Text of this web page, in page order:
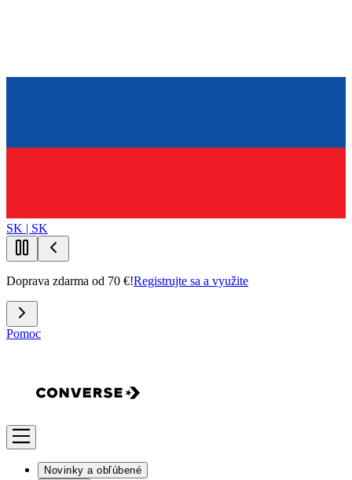
SK | SK
Doprava zdarma od 70 €!Registrujte sa a využite
Pomoc
Novinky a obľúbené